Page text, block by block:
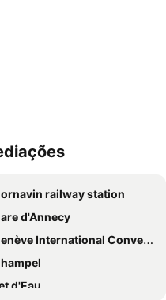
railway station
d'Annecy
International Convention Centre
d'Eau